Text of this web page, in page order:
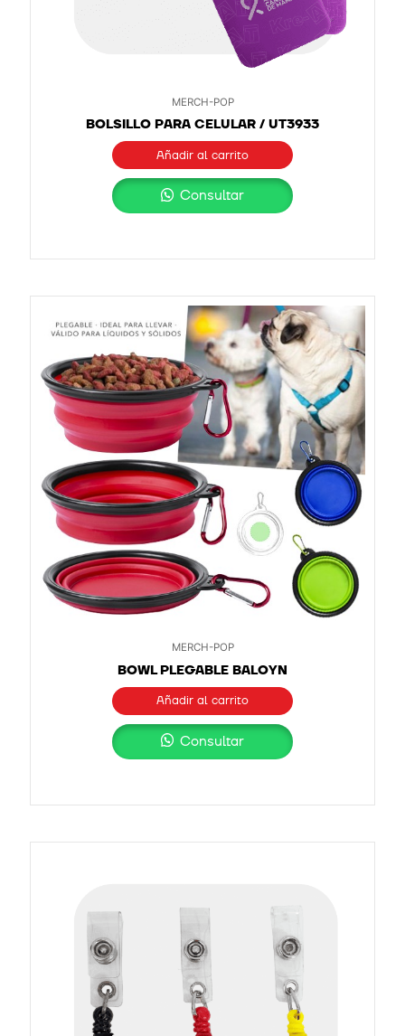
MERCH-POP
BOLSILLO PARA CELULAR / UT3933
Añadir al carrito
Consultar
MERCH-POP
BOWL PLEGABLE BALOYN
Añadir al carrito
Consultar